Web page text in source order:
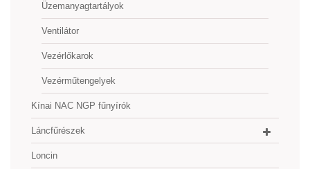
Üzemanyagtartályok
Ventilátor
Vezérlőkarok
Vezérműtengelyek
Kínai NAC NGP fűnyírók
Láncfűrészek
Loncin